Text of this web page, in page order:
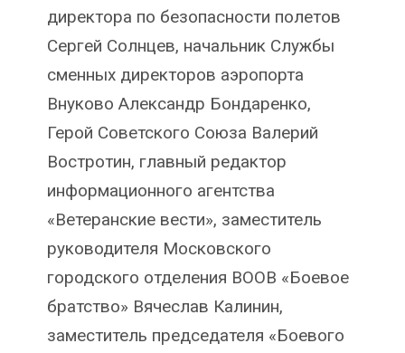
директора по безопасности полетов
Сергей Солнцев, начальник Службы
сменных директоров аэропорта
Внуково Александр Бондаренко,
Герой Советского Союза Валерий
Востротин, главный редактор
информационного агентства
«Ветеранские вести», заместитель
руководителя Московского
городского отделения ВООВ «Боевое
братство» Вячеслав Калинин,
заместитель председателя «Боевого